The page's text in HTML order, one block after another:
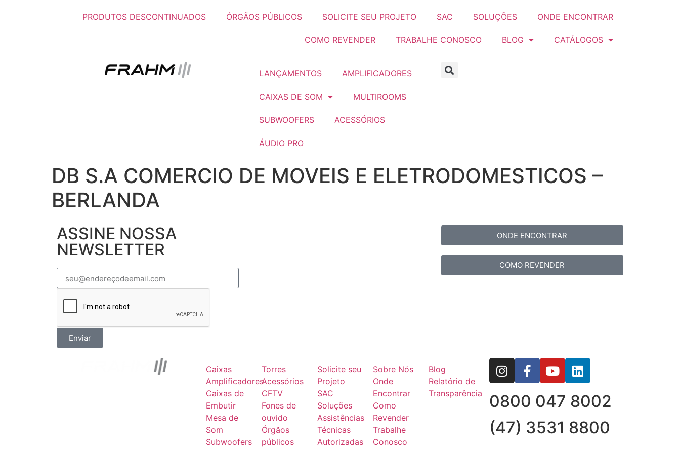
PRODUTOS DESCONTINUADOS ÓRGÃOS PÚBLICOS SOLICITE SEU PROJETO SAC SOLUÇÕES ONDE ENCONTRAR
COMO REVENDER TRABALHE CONOSCO BLOG CATÁLOGOS
LANÇAMENTOS AMPLIFICADORES
CAIXAS DE SOM MULTIROOMS
SUBWOOFERS ACESSÓRIOS
ÁUDIO PRO
DB S.A COMERCIO DE MOVEIS E ELETRODOMESTICOS –
BERLANDA
ASSINE NOSSA
NEWSLETTER
Enviar
ONDE ENCONTRAR
COMO REVENDER
Caixas
Amplificadores
Caixas de
Embutir
Mesa de
Som
Subwoofers
Torres
Acessórios
CFTV
Fones de
ouvido
Órgãos
públicos
Solicite seu
Projeto
SAC
Soluções
Assistências
Técnicas
Autorizadas
Sobre Nós
Onde
Encontrar
Como
Revender
Trabalhe
Conosco
Blog
Relatório de
Transparência
0800 047 8002
(47) 3531 8800